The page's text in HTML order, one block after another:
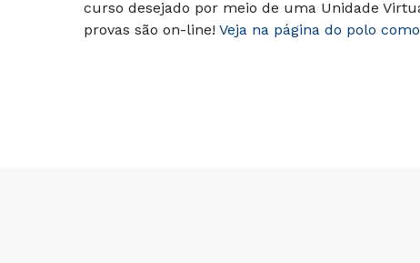
curso desejado por meio de uma Unidade
provas são on-line! Veja na página do polo